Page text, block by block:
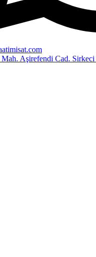
Aşirefendi Cad. Sirkeci